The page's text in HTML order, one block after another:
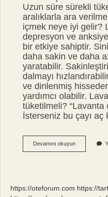
Uzun süre sürekli
aralıklarla ara
içmek neye iyi gelir?
depresyon ve
bir etkiye sahiptir.
daha sakin ve daha
yaratabilir.
dalmayı
ve dinlenmiş
yardımcı olabilir.
tüketilmeli? “Lavanta
İsterseniz bu çayı
Devamını okuyunLavanta
Çayı
https://oteforum.com https://